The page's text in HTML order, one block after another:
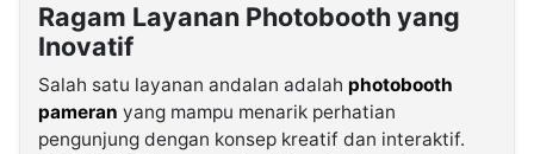
Ragam Layanan Photobooth yang
Inovatif
Salah satu layanan andalan adalah photobooth
pameran yang mampu menarik perhatian
pengunjung dengan konsep kreatif dan interaktif.